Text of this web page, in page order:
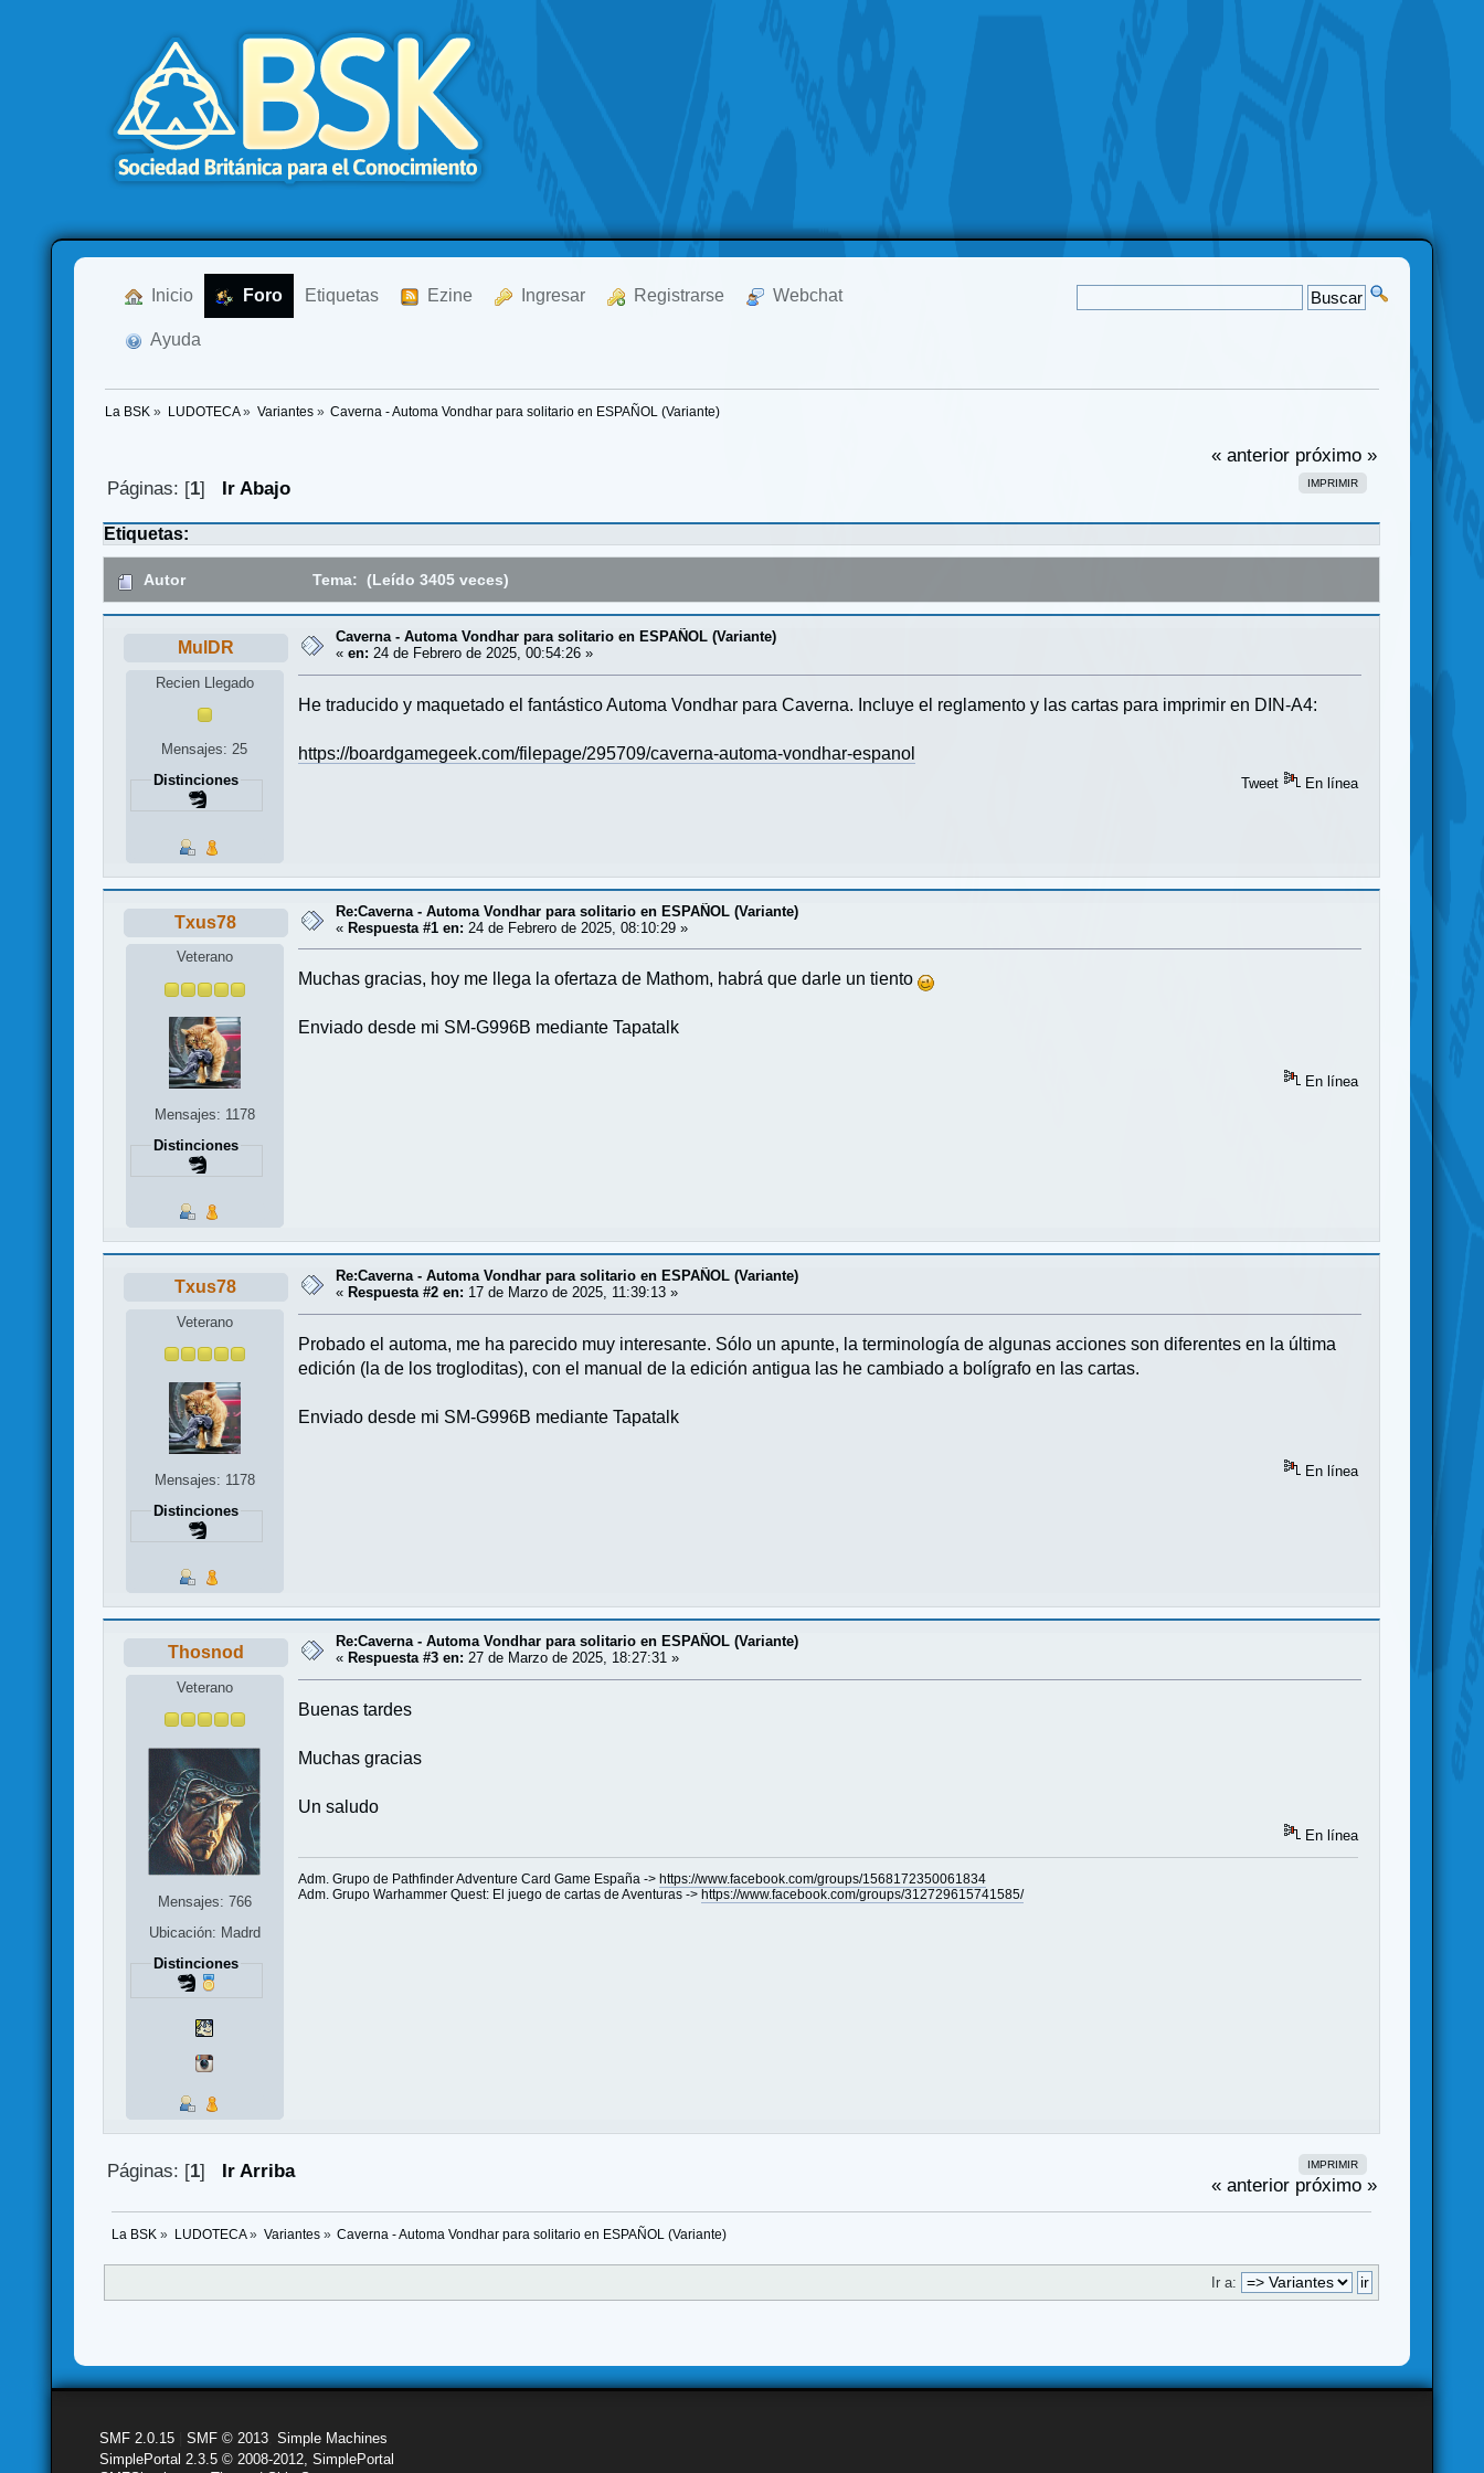
Inicio Foro Etiquetas Ezine Ingresar Registrarse Webchat
Ayuda
La BSK » LUDOTECA» Variantes» Caverna - Automa Vondhar para solitario en ESPAÑOL (Variante)
« anterior próximo »
IMPRIMIR
Páginas: [1] Ir Abajo
Etiquetas:
Autor Tema: (Leído 3405 veces)
MulDR
Recien Llegado
Mensajes: 25
Distinciones
Caverna - Automa Vondhar para solitario en ESPAÑOL (Variante)
«en: 24 de Febrero de 2025, 00:54:26 »
He traducido y maquetado el fantástico Automa Vondhar para Caverna. Incluye el reglamento y las cartas para imprimir en DIN-A4:
https://boardgamegeek.com/filepage/295709/caverna-automa-vondhar-espanol
Tweet En línea
Txus78
Veterano
Mensajes: 1178
Distinciones
Re:Caverna - Automa Vondhar para solitario en ESPAÑOL (Variante)
«Respuesta #1 en: 24 de Febrero de 2025, 08:10:29 »
Muchas gracias, hoy me llega la ofertaza de Mathom, habrá que darle un tiento
Enviado desde mi SM-G996B mediante Tapatalk
En línea
Txus78
Veterano
Mensajes: 1178
Distinciones
Re:Caverna - Automa Vondhar para solitario en ESPAÑOL (Variante)
« Respuesta #2 en: 17 de Marzo de 2025, 11:39:13 »
Probado el automa, me ha parecido muy interesante. Sólo un apunte, la terminología de algunas acciones son diferentes en la última
edición (la de los trogloditas), con el manual de la edición antigua las he cambiado a bolígrafo en las cartas.
Enviado desde mi SM-G996B mediante Tapatalk
En línea
Thosnod
Veterano
Mensajes: 766
Ubicación: Madrd
Distinciones
Re:Caverna - Automa Vondhar para solitario en ESPAÑOL (Variante)
« Respuesta #3 en: 27 de Marzo de 2025, 18:27:31 »
Buenas tardes
Muchas gracias
Un saludo
En línea
Adm. Grupo de Pathfinder Adventure Card Game España -> https://www.facebook.com/groups/1568172350061834
Adm. Grupo Warhammer Quest: El juego de cartas de Aventuras -> https://www.facebook.com/groups/312729615741585/
IMPRIMIR
Páginas: [1] Ir Arriba
« anterior próximo »
La BSK » LUDOTECA» Variantes» Caverna - Automa Vondhar para solitario en ESPAÑOL (Variante)
Ir a:
SMF 2.0.15 |SMF © 2013 ,Simple Machines
SimplePortal 2.3.5 © 2008-2012, SimplePortal